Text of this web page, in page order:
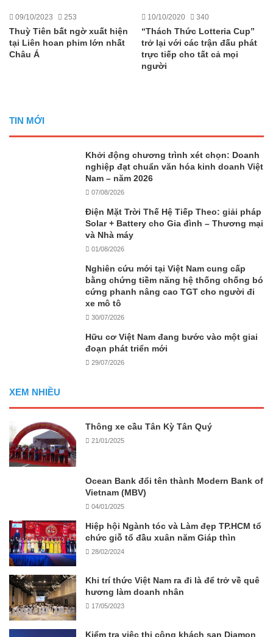
09/10/2023 253
Thuỳ Tiên bất ngờ xuất hiện
tại Liên hoan phim lớn nhất
Châu Á
10/10/2020 340
“Thách Thức Lotteria Cup”
trở lại với các trận đấu phát
trực tiếp cho tất cả mọi
người
TIN MỚI
Khởi động chương trình xét chọn: Doanh
nghiệp đạt chuẩn văn hóa kinh doanh Việt
Nam – năm 2026
07/08/2026
Điện Mặt Trời Thế Hệ Tiếp Theo: giải pháp
Solar + Battery cho Gia đình – Thương mại
và Nhà máy
01/08/2026
Nghiên cứu mới tại Việt Nam cung cấp
bằng chứng tiềm năng hệ thống chống bó
cứng phanh nâng cao TGT cho người đi
xe mô tô
30/07/2026
Hữu cơ Việt Nam đang bước vào một giai
đoạn phát triển mới
29/07/2026
XEM NHIỀU
Thông xe cầu Tân Kỳ Tân Quý
21/01/2025
Ocean Bank đổi tên thành Modern Bank of
Vietnam (MBV)
04/01/2025
Hiệp hội Ngành tóc và Làm đẹp TP.HCM tổ
chức giỗ tổ đầu xuân năm Giáp thìn
28/02/2024
Khi trí thức Việt Nam ra đi là để trở về quê
hương làm doanh nhân
17/05/2023
Kiểm tra việc thi công khách sạn Diamon